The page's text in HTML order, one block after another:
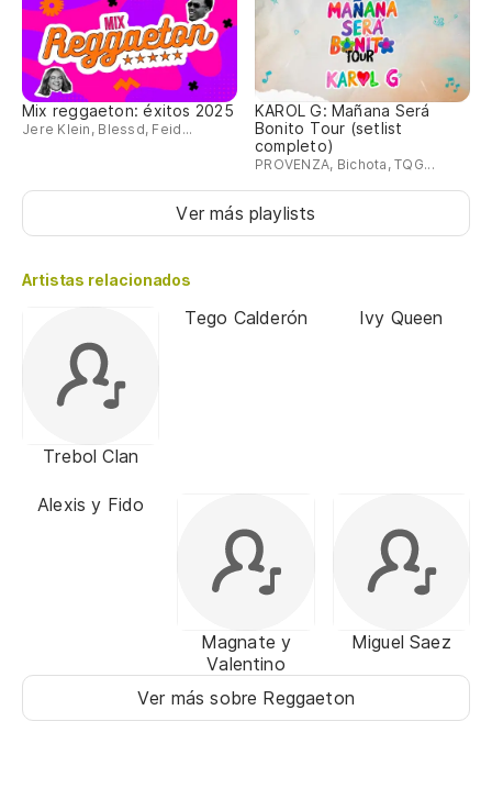
Mix reggaeton: éxitos 2025
Jere Klein, Blessd, Feid...
KAROL G: Mañana Será
Bonito Tour (setlist
completo)
PROVENZA, Bichota, TQG...
Ver más playlists
Artistas relacionados
Trebol Clan
Tego Calderón Ivy Queen
Alexis y Fido
Magnate y
Valentino
Miguel Saez
Ver más sobre Reggaeton